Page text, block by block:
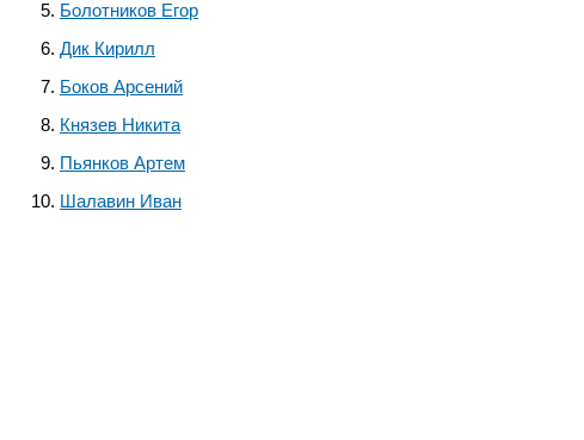
Болотников Егор
Дик Кирилл
Боков Арсений
Князев Никита
Пьянков Артем
Шалавин Иван